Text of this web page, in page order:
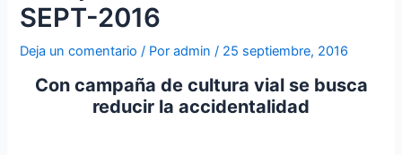
SEPT-2016
Deja un comentario / Poradmin / 25 septiembre, 2016
Con campaña de cultura vial se busca
reducir la accidentalidad